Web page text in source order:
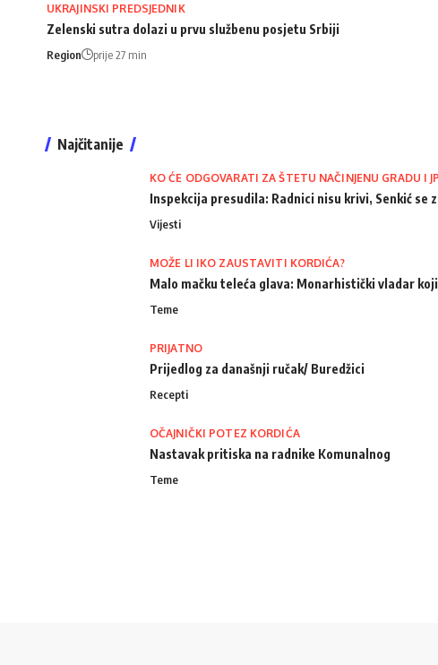
UKRAJINSKI PREDSJEDNIK
Zelenski sutra dolazi u prvu službenu posjetu Srbiji
Region prije 27 min
Najčitanije
KO ĆE ODGOVARATI ZA ŠTETU NAČINJENU GRADU I
Inspekcija presudila: Radnici nisu krivi, Senkić se
Vijesti
MOŽE LI IKO ZAUSTAVITI KORDIĆA?
Malo mačku teleća glava: Monarhistički vladar
Teme
PRIJATNO
Prijedlog za današnji ručak/ Buredžici
Recepti
OČAJNIČKI POTEZ KORDIĆA
Nastavak pritiska na radnike Komunalnog
Teme